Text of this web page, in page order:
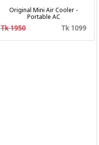
Original Mini Air Cooler -
Portable AC
Tk 1950 Tk 1099